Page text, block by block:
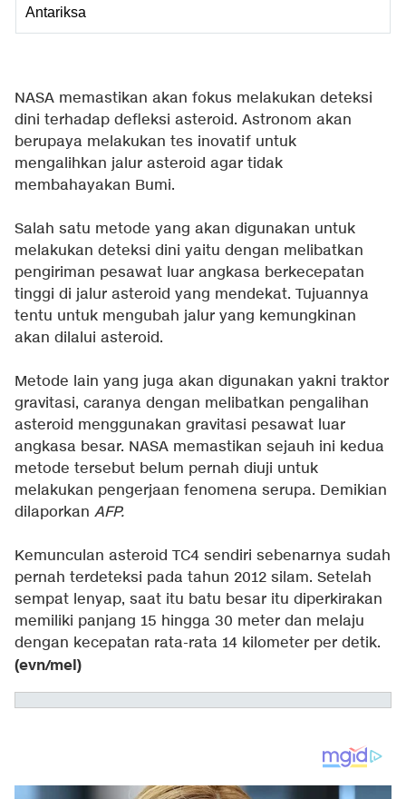
Antariksa
NASA memastikan akan fokus melakukan deteksi
dini terhadap defleksi asteroid. Astronom akan
berupaya melakukan tes inovatif untuk
mengalihkan jalur asteroid agar tidak
membahayakan Bumi.
Salah satu metode yang akan digunakan untuk
melakukan deteksi dini yaitu dengan melibatkan
pengiriman pesawat luar angkasa berkecepatan
tinggi di jalur asteroid yang mendekat. Tujuannya
tentu untuk mengubah jalur yang kemungkinan
akan dilalui asteroid.
Metode lain yang juga akan digunakan yakni traktor
gravitasi, caranya dengan melibatkan pengalihan
asteroid menggunakan gravitasi pesawat luar
angkasa besar. NASA memastikan sejauh ini kedua
metode tersebut belum pernah diuji untuk
melakukan pengerjaan fenomena serupa. Demikian
dilaporkan AFP.
Kemunculan asteroid TC4 sendiri sebenarnya sudah
pernah terdeteksi pada tahun 2012 silam. Setelah
sempat lenyap, saat itu batu besar itu diperkirakan
memiliki panjang 15 hingga 30 meter dan melaju
dengan kecepatan rata-rata 14 kilometer per detik.
(evn/mel)